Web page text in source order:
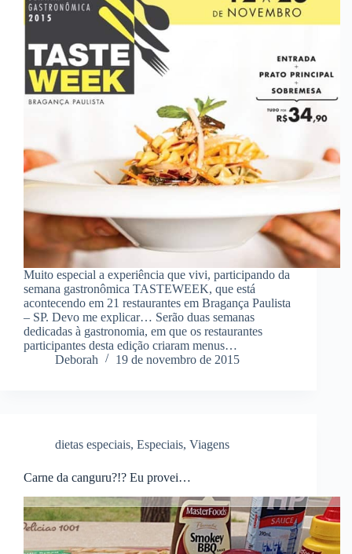
Muito especial a experiência que vivi, participando da
semana gastronômica TASTEWEEK, que está
acontecendo em 21 restaurantes em Bragança Paulista
– SP. Devo me explicar… Serão duas semanas
dedicadas à gastronomia, em que os restaurantes
participantes desta edição criaram menus…
Deborah
19 de novembro de 2015
dietas especiais, Especiais, Viagens
Carne da canguru?!? Eu provei…